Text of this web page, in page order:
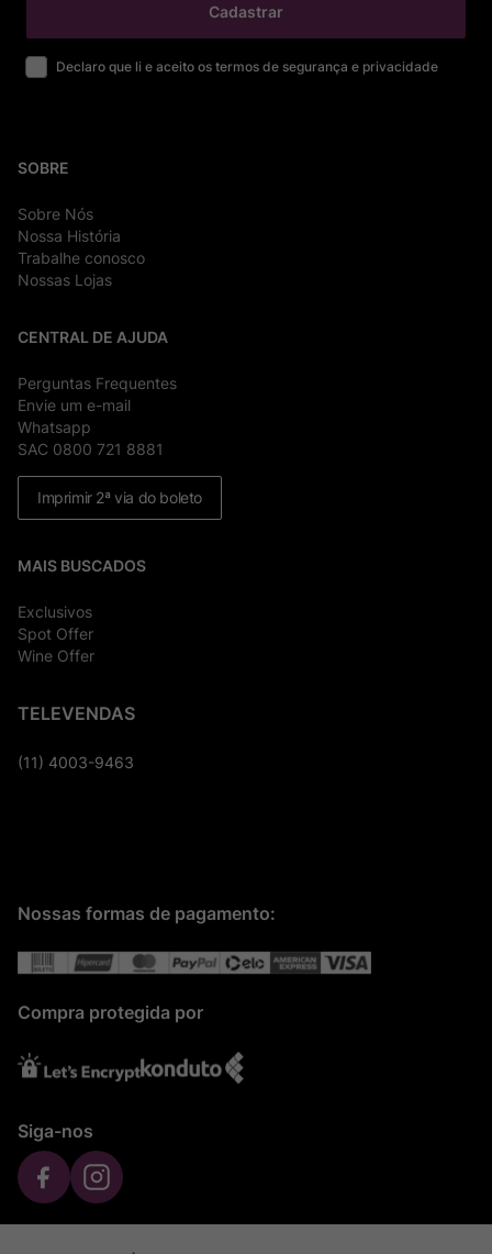
Cadastrar
Declaro que li e aceito os termos de segurança e privacidade
SOBRE
Sobre Nós
Nossa História
Trabalhe conosco
Nossas Lojas
CENTRAL DE AJUDA
Perguntas Frequentes
Envie um e-mail
Whatsapp
SAC 0800 721 8881
Imprimir 2ª via do boleto
MAIS BUSCADOS
Exclusivos
Spot Offer
Wine Offer
TELEVENDAS
(11) 4003-9463
Nossas formas de pagamento:
Compra protegida por
Siga-nos